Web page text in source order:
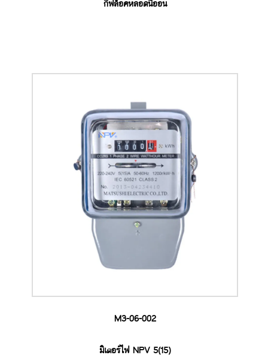
กิ๊ฟล็อคหลอดนีออน
M3-06-002
มิเตอร์ไฟ NPV 5(15)